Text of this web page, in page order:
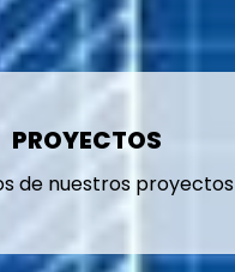
PROYECTOS
de nuestros proyectos